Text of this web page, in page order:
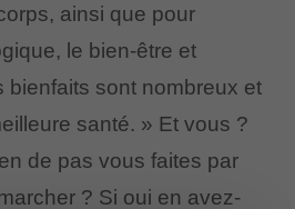
ainsi que pour
le bien-être et
bienfaits sont nombreux et
santé. » Et vous ?
de pas vous faites par
? Si oui en avez-